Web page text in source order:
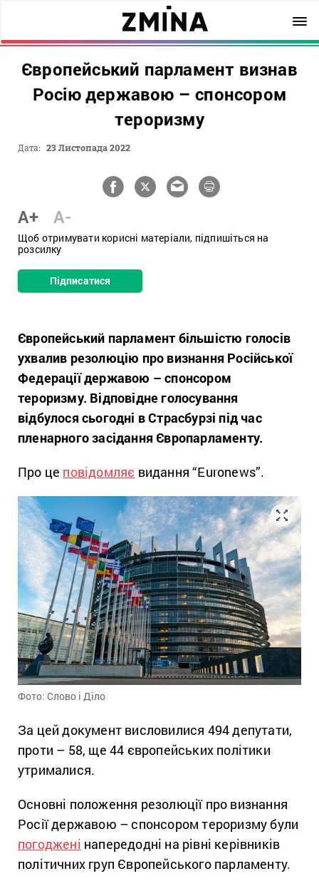
Європейський парламент визнав
Росію державою – спонсором
тероризму
Дата: 23 Листопада 2022
A+ A-
Щоб отримувати корисні матеріали, підпишіться на
розсилку
Підписатися
Європейський парламент більшістю голосів
ухвалив резолюцію про визнання Російської
Федерації державою – спонсором
тероризму. Відповідне голосування
відбулося сьогодні в Страсбурзі під час
пленарного засідання Європарламенту.
Про це повідомляє видання “Euronews”.
Фото: Слово і Діло
За цей документ висловилися 494 депутати,
проти – 58, ще 44 європейських політики
утрималися.
Основні положення резолюції про визнання
Росії державою – спонсором тероризму були
погоджені напередодні на рівні керівників
політичних груп Європейського парламенту.